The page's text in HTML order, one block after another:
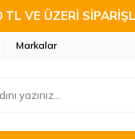
TL VE ÜZERİ
Markalar